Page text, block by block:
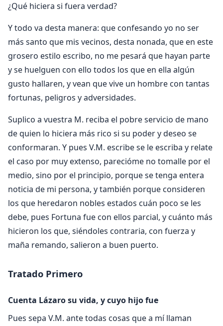
¿Qué hiciera si fuera verdad?
Y todo va desta manera: que confesando yo no ser
más santo que mis vecinos, desta nonada, que en este
grosero estilo escribo, no me pesará que hayan parte
y se huelguen con ello todos los que en ella algún
gusto hallaren, y vean que vive un hombre con tantas
fortunas, peligros y adversidades.
Suplico a vuestra M. reciba el pobre servicio de mano
de quien lo hiciera más rico si su poder y deseo se
conformaran. Y pues V.M. escribe se le escriba y relate
el caso por muy extenso, parecióme no tomalle por el
medio, sino por el principio, porque se tenga entera
noticia de mi persona, y también porque consideren
los que heredaron nobles estados cuán poco se les
debe, pues Fortuna fue con ellos parcial, y cuánto más
hicieron los que, siéndoles contraria, con fuerza y
maña remando, salieron a buen puerto.
Tratado Primero
Cuenta Lázaro su vida, y cuyo hijo fue
Pues sepa V.M. ante todas cosas que a mí llaman